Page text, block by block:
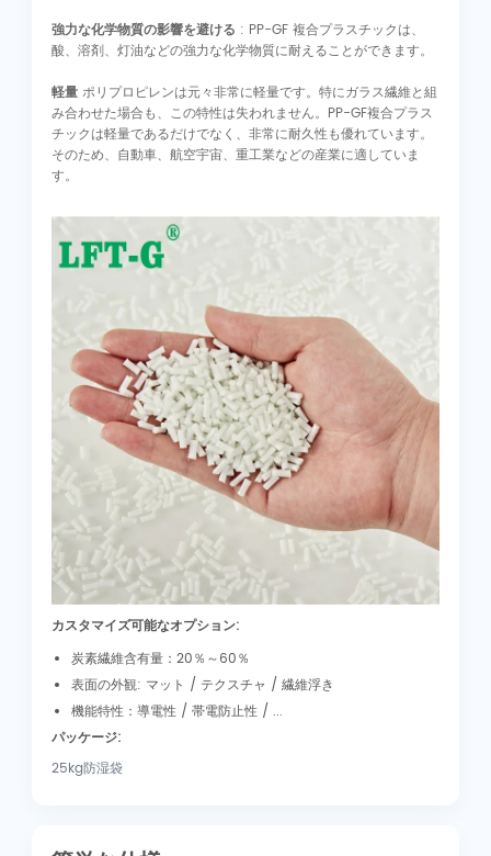
強力な化学物質の影響を避ける : PP-GF 複合プラスチックは、
酸、溶剤、灯油などの強力な化学物質に耐えることができます。
軽量 ポリプロピレンは元々非常に軽量です。特にガラス繊維と組
み合わせた場合も、この特性は失われません。PP-GF複合プラス
チックは軽量であるだけでなく、非常に耐久性も優れています。
そのため、自動車、航空宇宙、重工業などの産業に適していま
す。
カスタマイズ可能なオプション:
炭素繊維含有量：20％～60％
表面の外観: マット / テクスチャ / 繊維浮き
機能特性：導電性 / 帯電防止性 / ...
パッケージ:
25kg防湿袋